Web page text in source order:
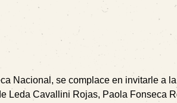
Nacional, se complace en invitarle a
Leda Cavallini Rojas, Paola Fonseca